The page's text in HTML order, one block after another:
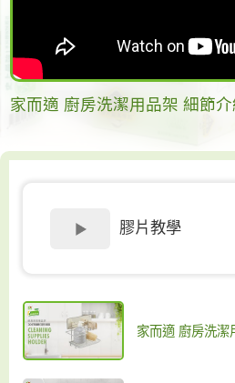
家而適 廚房洗潔用品架 細節介
膠片教學
家而適 廚房洗潔